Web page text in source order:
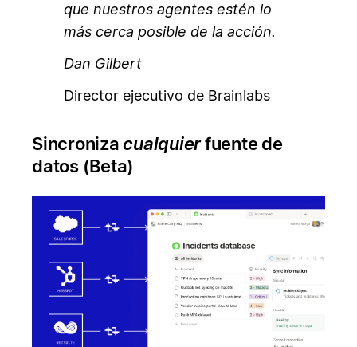
que nuestros agentes estén lo
más cerca posible de la acción.
Dan Gilbert
Director ejecutivo de Brainlabs
Sincronizacualquierfuente de
datos (Beta)